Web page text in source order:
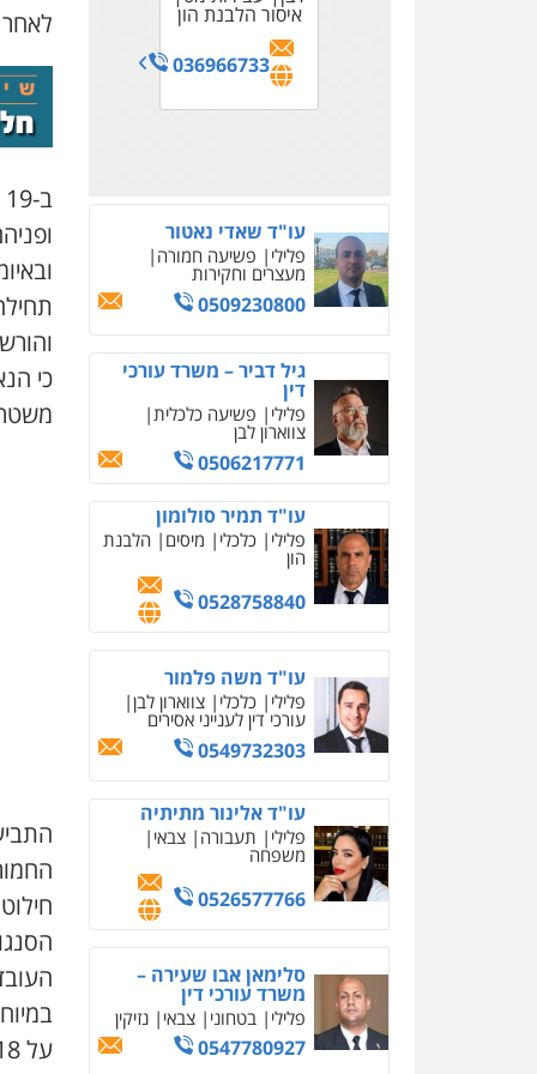
0502222488
עורכי דין
אסירים
שחרורים ועתירות
0528388640
איסור הלבנת הון
036966733
לענייני אסירים
0523307111
פלילי פשיעה
חמורה כלכלי
מיסים
לבן
תעבורה
מעצרים וחקירות
0506270283
0502585250
0522992110
עו"ד יוסי חמצני
כלכלי
עו"ד שאדי נאטור
פלילי פשיעה חמורה
מעצרים וחקירות
0509230800
גיל דביר – משרד עורכי
דין
פלילי פשיעה כלכלית
צווארון לבן
0506217771
עו"ד תמיר סולומון
פלילי כלכלי מיסים הלבנת
הון
0528758840
עו"ד משה פלמור
פלילי כלכלי צווארון לבן
עורכי דין לענייני אסירים
0549732303
עו"ד אלינור מתיתיה
פלילי תעבורה צבאי
משפחה
0526577766
סלימאן אבו שעירה –
משרד עורכי דין
פלילי בטחוני צבאי נזיקין
0547780927
לאחר
כי
על 18 חודשי מאסר.